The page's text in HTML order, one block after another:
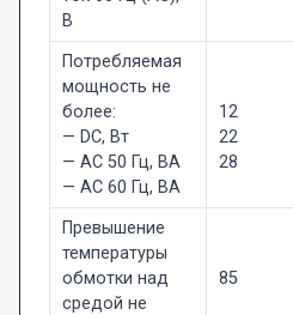
В
Потребляемая
мощность не
более:
— DC, Вт
— AC 50 Гц, ВА
— AC 60 Гц, ВА
12
22
28
Превышение
температуры
обмотки над
средой не
85